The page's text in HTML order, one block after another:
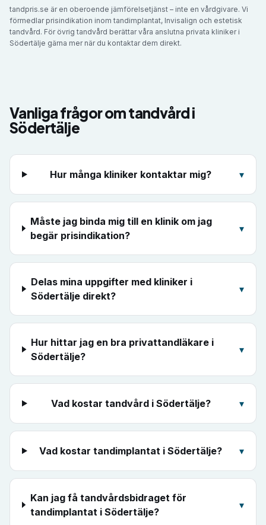
tandpris.se är en oberoende jämförelsetjänst – inte en vårdgivare. Vi
förmedlar prisindikation inom tandimplantat, Invisalign och estetisk
tandvård. För övrig tandvård berättar våra anslutna privata kliniker i
Södertälje gärna mer när du kontaktar dem direkt.
Vanliga frågor om tandvård i
Södertälje
Hur många kliniker kontaktar mig? ▾
Måste jag binda mig till en klinik om jag
begär prisindikation?
▾
Delas mina uppgifter med kliniker i
Södertälje direkt?
▾
Hur hittar jag en bra privattandläkare i
Södertälje?
▾
Vad kostar tandvård i Södertälje? ▾
Vad kostar tandimplantat i Södertälje? ▾
Kan jag få tandvårdsbidraget för
tandimplantat i Södertälje?
▾